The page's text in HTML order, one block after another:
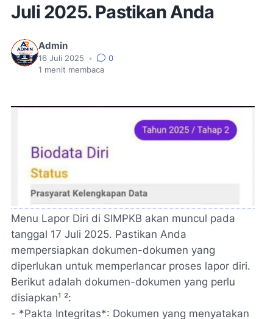
Juli 2025. Pastikan Anda
Admin
16 Juli 2025 •
0
1 menit membaca
Menu Lapor Diri di SIMPKB akan muncul pada
tanggal 17 Juli 2025. Pastikan Anda
mempersiapkan dokumen-dokumen yang
diperlukan untuk memperlancar proses lapor diri.
Berikut adalah dokumen-dokumen yang perlu
disiapkan¹ ²:
- *Pakta Integritas*: Dokumen yang menyatakan